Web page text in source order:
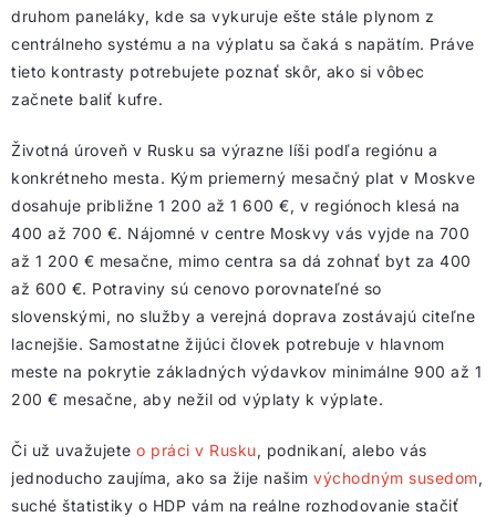
druhom paneláky, kde sa vykuruje ešte stále plynom z
centrálneho systému a na výplatu sa čaká s napätím. Práve
tieto kontrasty potrebujete poznať skôr, ako si vôbec
začnete baliť kufre.
Životná úroveň v Rusku sa výrazne líši podľa regiónu a
konkrétneho mesta. Kým priemerný mesačný plat v Moskve
dosahuje približne 1 200 až 1 600 €, v regiónoch klesá na
400 až 700 €. Nájomné v centre Moskvy vás vyjde na 700
až 1 200 € mesačne, mimo centra sa dá zohnať byt za 400
až 600 €. Potraviny sú cenovo porovnateľné so
slovenskými, no služby a verejná doprava zostávajú citeľne
lacnejšie. Samostatne žijúci človek potrebuje v hlavnom
meste na pokrytie základných výdavkov minimálne 900 až 1
200 € mesačne, aby nežil od výplaty k výplate.
Či už uvažujete o práci v Rusku, podnikaní, alebo vás
jednoducho zaujíma, ako sa žije našim východným susedom,
suché štatistiky o HDP vám na reálne rozhodovanie stačiť